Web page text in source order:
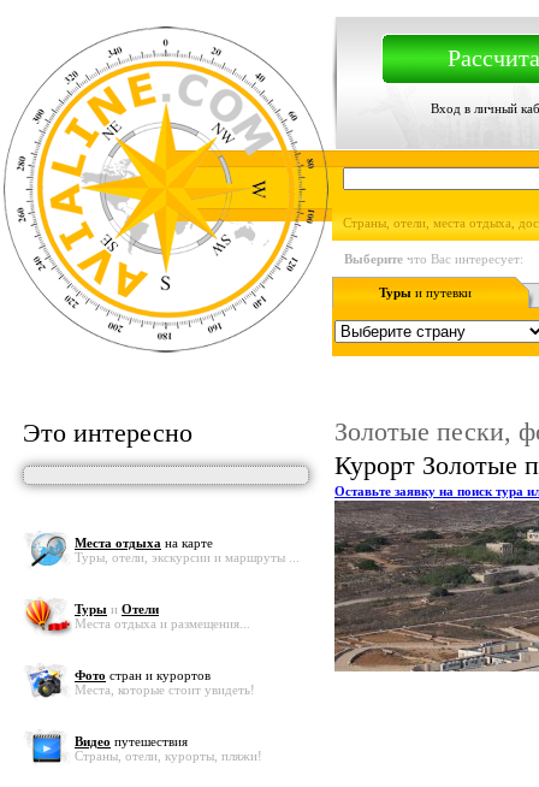
Вход в личный
Страны, отели, места отдыха,
Выберите что Вас интересует:
Туры и путевки
Это интересно
Места отдыха на карте
Туры, отели, экскурсии и маршруты ...
Туры и Отели
Места отдыха и размещения...
Фото стран и курортов
Места, которые стоит увидеть!
Видео путешествия
Страны, отели, курорты, пляжи!
Золотые пески,
Курорт Золотые
Оставьте заявку на поиск тура